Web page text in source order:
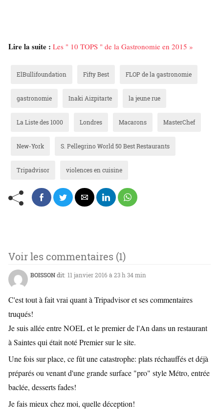
Lire la suite : Les " 10 TOPS " de la Gastronomie en 2015 »
ElBullifoundation Fifty Best FLOP de la gastronomie
gastronomie Inaki Aizpitarte la jeune rue
La Liste des 1000 Londres Macarons MasterChef
New-York S. Pellegrino World 50 Best Restaurants
Tripadvisor violences en cuisine
Voir les commentaires (1)
BOISSONdit: 11 janvier 2016 à 23 h 34 min
C'est tout à fait vrai quant à Tripadvisor et ses commentaires
truqués!
Je suis allée entre NOEL et le premier de l'An dans un restaurant
à Saintes qui était noté Premier sur le site.
Une fois sur place, ce fût une catastrophe: plats réchauffés et déjà
préparés ou venant d'une grande surface "pro" style Métro, entrée
baclée, desserts fades!
Je fais mieux chez moi, quelle déception!